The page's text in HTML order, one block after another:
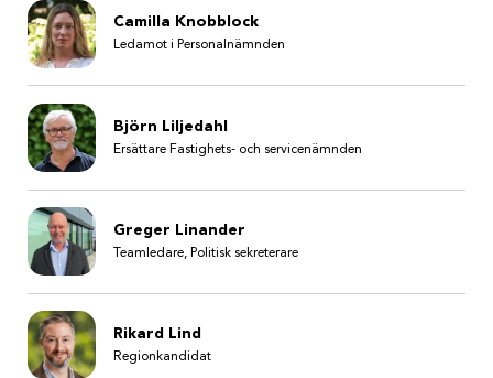
Camilla Knobblock
Ledamot i Personalnämnden
Björn Liljedahl
Ersättare Fastighets- och servicenämnden
Greger Linander
Teamledare, Politisk sekreterare
Rikard Lind
Regionkandidat